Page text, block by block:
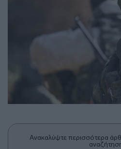
Ανακαλύψτε περισσότερα